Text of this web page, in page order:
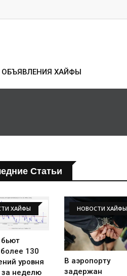
ОБЪЯВЛЕНИЯ ХАЙФЫ
Статьи
ХАЙФЫ
более 130
уровня
за неделю
НОВОСТИ ХАЙФЫ
В аэропорту
задержан